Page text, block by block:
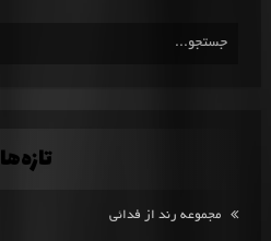
تازه‌ها
مجموعه رند از فدائی